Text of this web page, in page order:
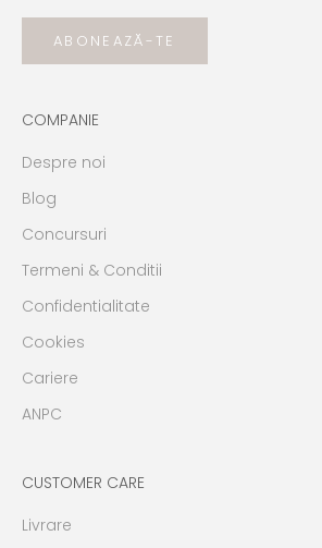
ABONEAZĂ-TE
COMPANIE
Despre noi
Blog
Concursuri
Termeni & Conditii
Confidentialitate
Cookies
Cariere
ANPC
CUSTOMER CARE
Livrare